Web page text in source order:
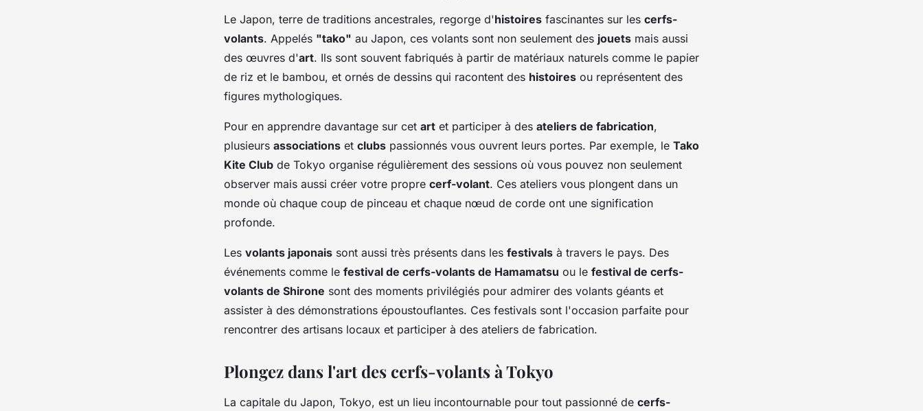
Le Japon, terre de traditions ancestrales, regorge d'histoires fascinantes sur les cerfs-
volants. Appelés "tako" au Japon, ces volants sont non seulement des jouets mais aussi
des œuvres d'art. Ils sont souvent fabriqués à partir de matériaux naturels comme le papier
de riz et le bambou, et ornés de dessins qui racontent des histoires ou représentent des
figures mythologiques.
Pour en apprendre davantage sur cet art et participer à des ateliers de fabrication,
plusieurs associations et clubs passionnés vous ouvrent leurs portes. Par exemple, le Tako
Kite Club de Tokyo organise régulièrement des sessions où vous pouvez non seulement
observer mais aussi créer votre propre cerf-volant. Ces ateliers vous plongent dans un
monde où chaque coup de pinceau et chaque nœud de corde ont une signification
profonde.
Les volants japonais sont aussi très présents dans les festivals à travers le pays. Des
événements comme le festival de cerfs-volants de Hamamatsu ou le festival de cerfs-
volants de Shirone sont des moments privilégiés pour admirer des volants géants et
assister à des démonstrations époustouflantes. Ces festivals sont l'occasion parfaite pour
rencontrer des artisans locaux et participer à des ateliers de fabrication.
Plongez dans l'art des cerfs-volants à Tokyo
La capitale du Japon, Tokyo, est un lieu incontournable pour tout passionné de cerfs-